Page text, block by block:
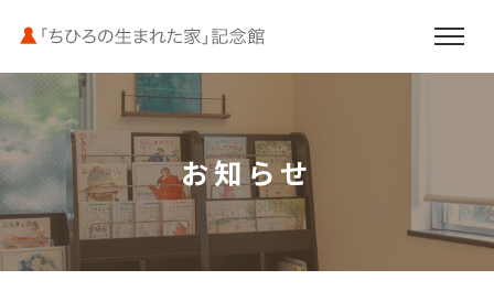
お知らせ
いわさきちひろと母文江
お知らせ